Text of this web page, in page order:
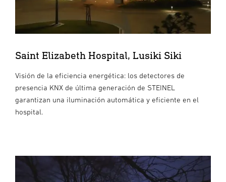
Saint Elizabeth Hospital, Lusiki Siki
Visión de la eficiencia energética: los detectores de
presencia KNX de última generación de STEINEL
garantizan una iluminación automática y eficiente en el
hospital.